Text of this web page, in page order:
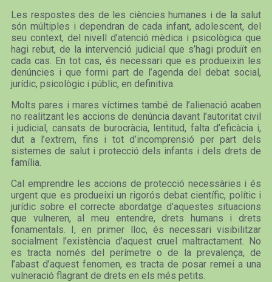
Les respostes des de les ciències humanes i de la salut
són múltiples i dependran de cada infant, adolescent, del
seu context, del nivell d’atenció mèdica i psicològica que
hagi rebut, de la intervenció judicial que s’hagi produït en
cada cas. En tot cas, és necessari que es produeixin les
denúncies i que formi part de l’agenda del debat social,
jurídic, psicològic i públic, en definitiva.
Molts pares i mares víctimes també de l’alienació acaben
no realitzant les accions de denúncia davant l’autoritat civil
i judicial, cansats de burocràcia, lentitud, falta d’eficàcia i,
dut a l’extrem, fins i tot d’incomprensió per part dels
sistemes de salut i protecció dels infants i dels drets de
família.
Cal emprendre les accions de protecció necessàries i és
urgent que es produeixi un rigorós debat científic, polític i
jurídic sobre el correcte abordatge d’aquestes situacions
que vulneren, al meu entendre, drets humans i drets
fonamentals. I, en primer lloc, és necessari visibilitzar
socialment l’existència d’aquest cruel maltractament. No
es tracta només del perímetre o de la prevalença, de
l’abast d’aquest fenomen, es tracta de posar remei a una
vulneració flagrant de drets en els més petits.